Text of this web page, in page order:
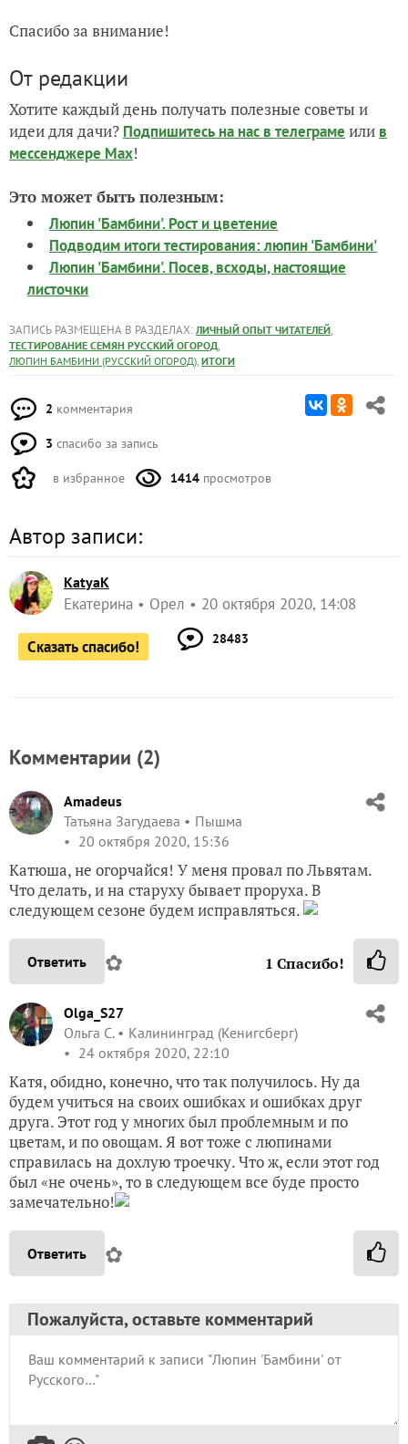
Спасибо за внимание!
От редакции
Хотите каждый день получать полезные советы и
идеи для дачи? Подпишитесь на нас в телеграме или в
мессенджере Max!
Это может быть полезным:
Люпин 'Бамбини'. Рост и цветение
Подводим итоги тестирования: люпин 'Бамбини'
Люпин 'Бамбини'. Посев, всходы, настоящие
листочки
ЗАПИСЬ РАЗМЕЩЕНА В РАЗДЕЛАХ: ЛИЧНЫЙ ОПЫТ ЧИТАТЕЛЕЙ,
ТЕСТИРОВАНИЕ СЕМЯН РУССКИЙ ОГОРОД,
ЛЮПИН БАМБИНИ (РУССКИЙ ОГОРОД), ИТОГИ
2 комментария
3 спасибо за запись
в избранное 1414 просмотров
Автор записи:
KatyaK
Екатерина Орел 20 октября 2020, 14:08
Сказать спасибо! 28483
Комментарии (2)
Amadeus
Татьяна Загудаева
Пышма
20 октября 2020, 15:36
Катюша, не огорчайся! У меня провал по Львятам.
Что делать, и на старуху бывает проруха. В
следующем сезоне будем исправляться.
Ответить ✿ 1 Спасибо!
Olga_S27
Ольга С.
Калининград (Кенигсберг)
24 октября 2020, 22:10
Катя, обидно, конечно, что так получилось. Ну да
будем учиться на своих ошибках и ошибках друг
друга. Этот год у многих был проблемным и по
цветам, и по овощам. Я вот тоже с люпинами
справилась на дохлую троечку. Что ж, если этот год
был «не очень», то в следующем все буде просто
замечательно!
Ответить ✿
Пожалуйста, оставьте комментарий